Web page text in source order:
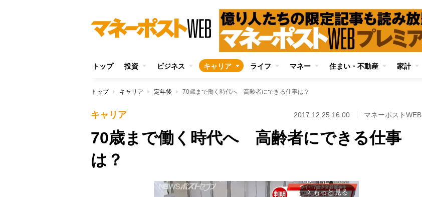
トップ 投資 ビジネス キャリア ライフ マネー 住まい・不動産 家計
トップ キャリア 定年後 70歳まで働く時代へ 高齢者にできる仕事は？
キャリア 2017.12.25 16:00 マネーポストWEB
70歳まで働く時代へ 高齢者にできる仕事
は？
arrow_forward_ios もっと見る